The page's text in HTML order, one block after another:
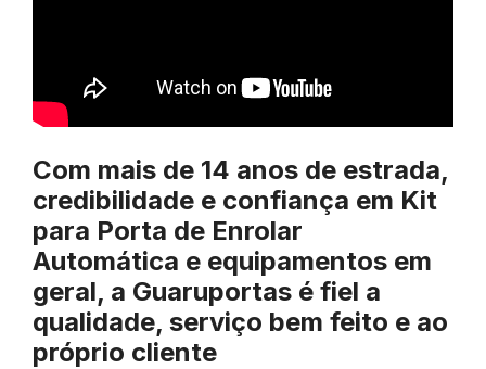
Com mais de 14 anos de estrada,
credibilidade e confiança em Kit
para Porta de Enrolar
Automática e equipamentos em
geral, a Guaruportas é fiel a
qualidade, serviço bem feito e ao
próprio cliente